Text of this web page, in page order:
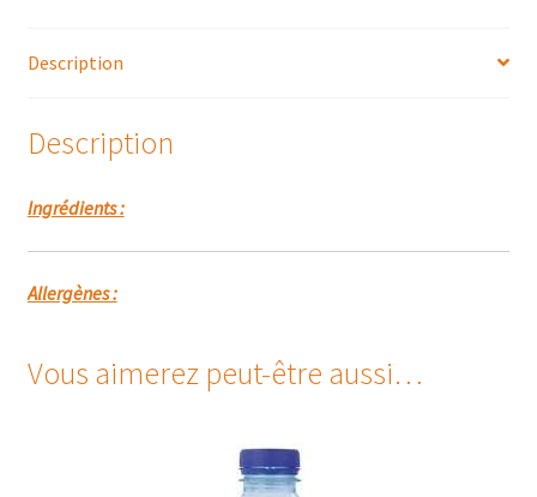
Description
Description
Ingrédients :
Allergènes :
Vous aimerez peut-être aussi…